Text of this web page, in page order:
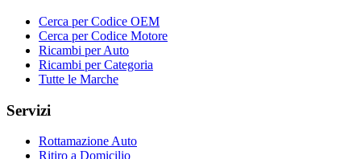
Cerca per Codice OEM
Cerca per Codice Motore
Ricambi per Auto
Ricambi per Categoria
Tutte le Marche
Servizi
Rottamazione Auto
Ritiro a Domicilio